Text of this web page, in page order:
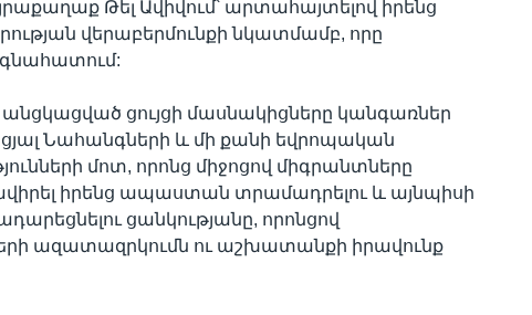
Թել Ավիվում՝ արտահայտելով իրենց
վերաբերմունքի նկատմամբ, որը
անցկացված ցույցի մասնակիցները կանգառներ
Նահանգների և մի քանի եվրոպական
մոտ, որոնց միջոցով միգրանտները
իրենց ապաստան տրամադրելու և այնպիսի
ցանկությանը, որոնցով
ազատազրկումն ու աշխատանքի իրավունք